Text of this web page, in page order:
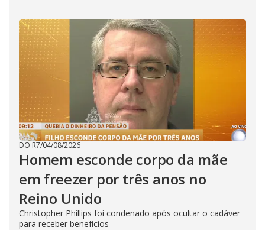
DO R7/04/08/2026
Homem esconde corpo da mãe
em freezer por três anos no
Reino Unido
Christopher Phillips foi condenado após ocultar o cadáver
para receber benefícios